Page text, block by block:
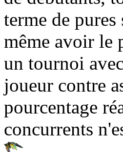
terme de
même avoir le
un tournoi
joueur contre
pourcentage
concurrents